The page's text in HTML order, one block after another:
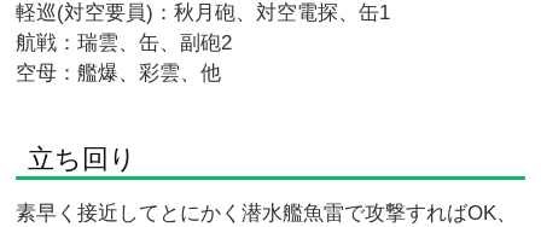
軽巡(対空要員)：秋月砲、対空電探、缶1
航戦：瑞雲、缶、副砲2
空母：艦爆、彩雲、他
立ち回り
素早く接近してとにかく潜水艦魚雷で攻撃すればOK、